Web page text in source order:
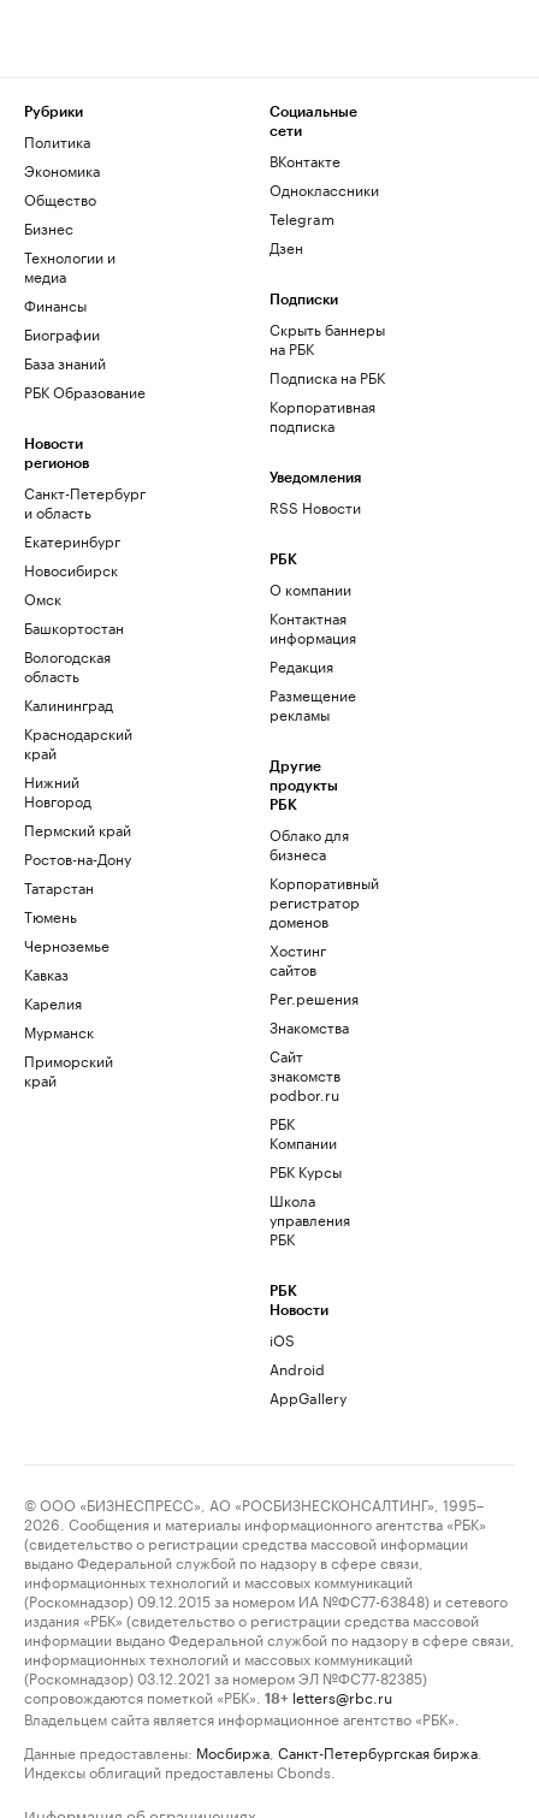
Рубрики
Политика
Экономика
Общество
Бизнес
Технологии и
медиа
Финансы
Биографии
База знаний
РБК Образование
Новости
регионов
Санкт-Петербург
и область
Екатеринбург
Новосибирск
Омск
Башкортостан
Вологодская
область
Калининград
Краснодарский
край
Нижний
Новгород
Пермский край
Ростов-на-Дону
Татарстан
Тюмень
Черноземье
Кавказ
Карелия
Мурманск
Приморский
край
Социальные
сети
ВКонтакте
Одноклассники
Telegram
Дзен
Подписки
Скрыть баннеры
на РБК
Подписка на РБК
Корпоративная
подписка
Уведомления
RSS Новости
РБК
О компании
Контактная
информация
Редакция
Размещение
рекламы
Другие
продукты
РБК
Облако для
бизнеса
Корпоративный
регистратор
доменов
Хостинг
сайтов
Рег.решения
Знакомства
Сайт
знакомств
podbor.ru
РБК
Компании
РБК Курсы
Школа
управления
РБК
РБК
Новости
iOS
Android
AppGallery
© ООО «БИЗНЕСПРЕСС», АО «РОСБИЗНЕСКОНСАЛТИНГ», 1995–
2026. Сообщения и материалы информационного агентства «РБК»
(свидетельство о регистрации средства массовой информации
выдано Федеральной службой по надзору в сфере связи,
информационных технологий и массовых коммуникаций
(Роскомнадзор) 09.12.2015 за номером ИА №ФС77-63848) и сетевого
издания «РБК» (свидетельство о регистрации средства массовой
информации выдано Федеральной службой по надзору в сфере связи,
информационных технологий и массовых коммуникаций
(Роскомнадзор) 03.12.2021 за номером ЭЛ №ФС77-82385)
сопровождаются пометкой «РБК».
18+ letters@rbc.ru
Владельцем сайта является информационное агентство «РБК».
Данные предоставлены: Мосбиржа Санкт-Петербургская биржа
Индексы облигаций предоставлены Cbonds.